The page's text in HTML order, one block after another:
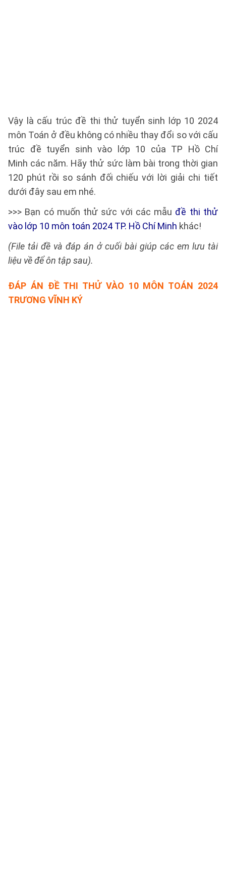
Vậy là cấu trúc đề thi thử tuyển sinh lớp 10 2024
môn Toán ở đều không có nhiều thay đổi so với cấu
trúc đề tuyển sinh vào lớp 10 của TP Hồ Chí
Minh các năm. Hãy thử sức làm bài trong thời gian
120 phút rồi so sánh đối chiếu với lời giải chi tiết
dưới đây sau em nhé.
>>> Bạn có muốn thử sức với các mẫu đề thi thử
vào lớp 10 môn toán 2024 TP. Hồ Chí Minh khác!
(File tải đề và đáp án ở cuối bài giúp các em lưu tài
liệu về để ôn tập sau).
ĐÁP ÁN ĐỀ THI THỬ VÀO 10 MÔN TOÁN 2024
TRƯƠNG VĨNH KÝ